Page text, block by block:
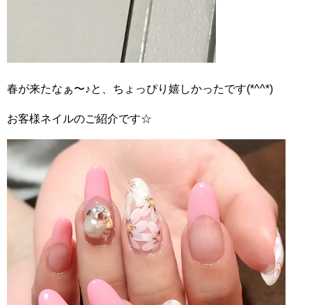
春が来たなぁ〜♪と、ちょっぴり嬉しかったです(*^^*)
お客様ネイルのご紹介です☆